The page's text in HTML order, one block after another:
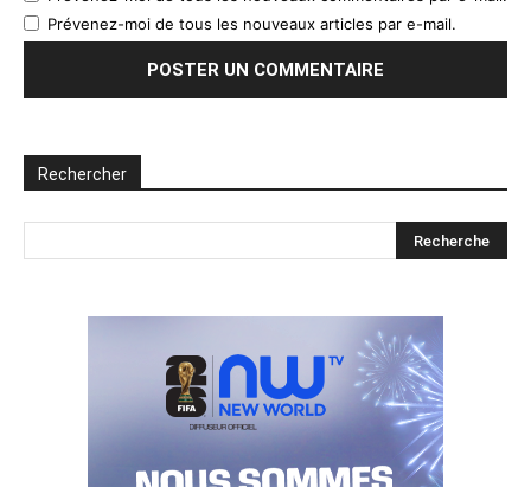
Prévenez-moi de tous les nouveaux articles par e-mail.
Rechercher